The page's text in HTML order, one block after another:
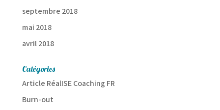
septembre 2018
mai 2018
avril 2018
Catégories
Article RéalISE Coaching FR
Burn-out